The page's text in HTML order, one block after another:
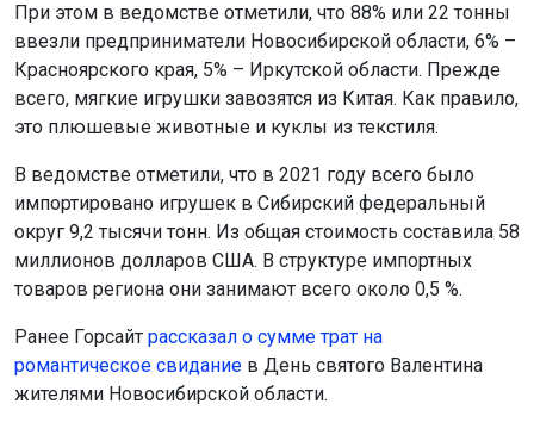
При этом в ведомстве отметили, что 88% или 22 тонны
ввезли предприниматели Новосибирской области, 6% –
Красноярского края, 5% – Иркутской области. Прежде
всего, мягкие игрушки завозятся из Китая. Как правило,
это плюшевые животные и куклы из текстиля.
В ведомстве отметили, что в 2021 году всего было
импортировано игрушек в Сибирский федеральный
округ 9,2 тысячи тонн. Из общая стоимость составила 58
миллионов долларов США. В структуре импортных
товаров региона они занимают всего около 0,5 %.
Ранее Горсайт рассказал о сумме трат на
романтическое свидание в День святого Валентина
жителями Новосибирской области.